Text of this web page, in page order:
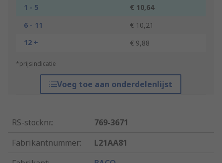
1 - 5
€ 10,64
6 - 11
€ 10,21
12 +
€ 9,88
*prijsindicatie
Voeg toe aan onderdelenlijst
RS-stocknr.:
769-3671
Fabrikantnummer:
L21AA81